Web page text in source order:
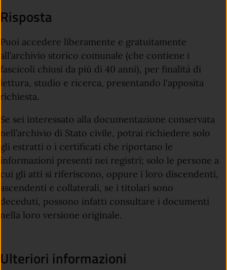
Risposta
Puoi accedere liberamente e gratuitamente
all’archivio storico comunale (che contiene i
fascicoli chiusi da più di 40 anni), per finalità di
lettura, studio e ricerca, presentando l'apposita
richiesta.
Se sei interessato alla documentazione conservata
nell’archivio di Stato civile, potrai richiedere solo
gli estratti o i certificati che riportano le
informazioni presenti nei registri; solo le persone a
cui gli atti si riferiscono, oppure i loro discendenti,
ascendenti e collaterali, se i titolari sono
deceduti, possono infatti consultare i documenti
nella loro versione originale.
Ulteriori informazioni